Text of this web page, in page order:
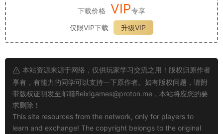
下载价格 VIP专享
仅限VIP下载
升级VIP
本站资源来源于网络，仅供玩家学习交流之用！版权归原作者
享有，有能力的同学可以支持一下原作者。如有版权问题，请附
带版权证明发至邮箱Beixigames@proton.me ，本站将应您的要
求删除！
This site resources from the network, only for players to
learn and exchange! The copyright belongs to the original